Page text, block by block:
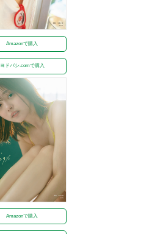
Amazonで購入
ヨドバシ.comで購入
Amazonで購入